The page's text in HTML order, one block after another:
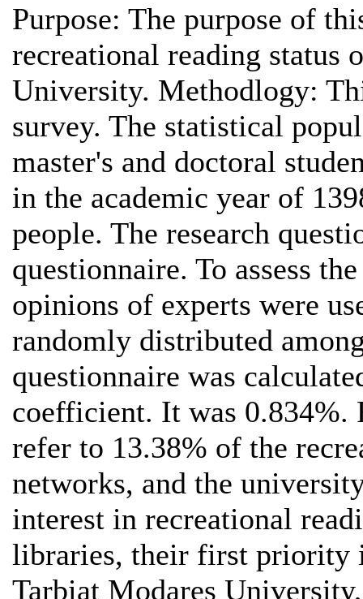
Purpose: The purpose of
recreational reading status
University. Methodlogy:
survey. The statistical
master's and doctoral
in the academic year of
people. The research
questionnaire. To assess
opinions of experts were
randomly distributed
questionnaire was
coefficient. It was 0.834%.
refer to 13.38% of the
networks, and the
interest in recreational
libraries, their first priority
Tarbiat Modares